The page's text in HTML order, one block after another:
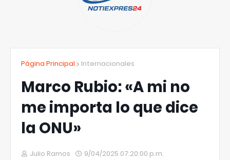
Página Principal Internacionales
Marco Rubio: «A mi no
me importa lo que dice
la ONU»
Julio Ramos 9/04/2025 07:20:00 p.m.